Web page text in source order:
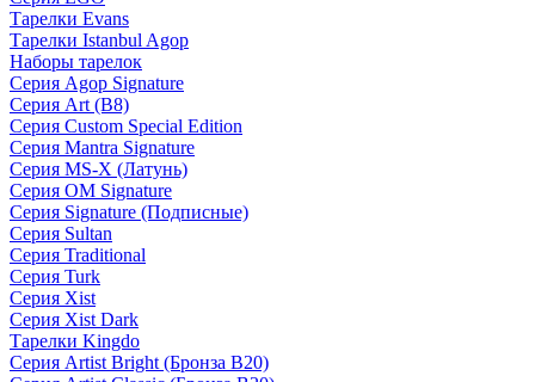
Тарелки Evans
Тарелки Istanbul Agop
Наборы тарелок
Серия Agop Signature
Серия Art (B8)
Серия Custom Special Edition
Серия Mantra Signature
Серия MS-X (Латунь)
Серия OM Signature
Серия Signature (Подписные)
Серия Sultan
Серия Traditional
Серия Turk
Серия Xist
Серия Xist Dark
Тарелки Kingdo
Серия Artist Bright (Бронза B20)